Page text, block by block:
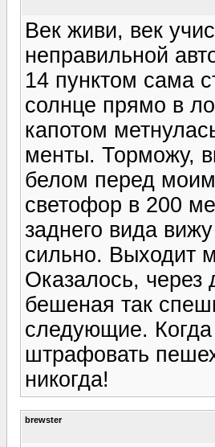
Век живи, век
неправильной
14 пунктом сама
солнце прямо в
капотом
менты. Торможу,
белом перед
светофор в 200
заднего вида
сильно. Выходит
Оказалось, через
бешеная так
следующие.
штрафовать
никогда!
brewster